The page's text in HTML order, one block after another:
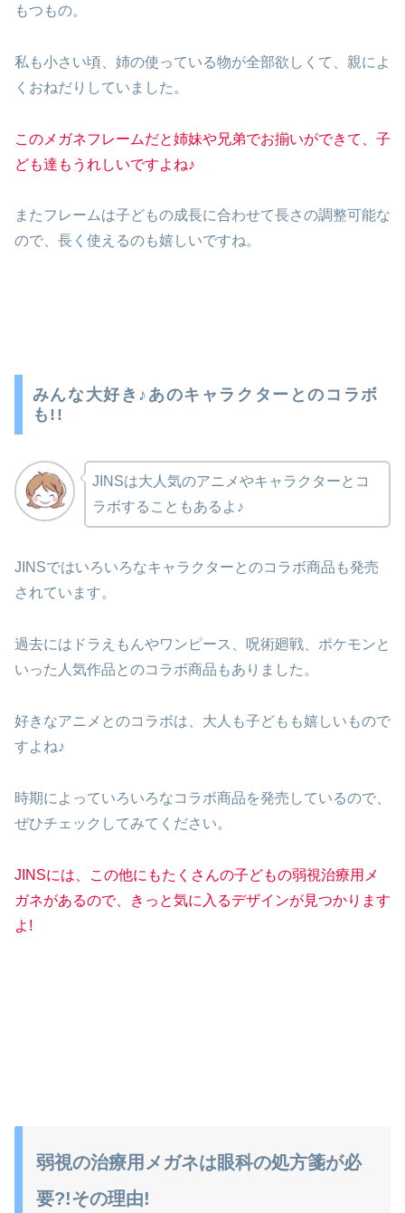
もつもの。
私も小さい頃、姉の使っている物が全部欲しくて、親によ
くおねだりしていました。
このメガネフレームだと姉妹や兄弟でお揃いができて、子
ども達もうれしいですよね♪
またフレームは子どもの成長に合わせて長さの調整可能な
ので、長く使えるのも嬉しいですね。
みんな大好き♪あのキャラクターとのコラボ
も!!
JINSは大人気のアニメやキャラクターとコ
ラボすることもあるよ♪
JINSではいろいろなキャラクターとのコラボ商品も発売
されています。
過去にはドラえもんやワンピース、呪術廻戦、ポケモンと
いった人気作品とのコラボ商品もありました。
好きなアニメとのコラボは、大人も子どもも嬉しいもので
すよね♪
時期によっていろいろなコラボ商品を発売しているので、
ぜひチェックしてみてください。
JINSには、この他にもたくさんの子どもの弱視治療用メ
ガネがあるので、きっと気に入るデザインが見つかります
よ!
弱視の治療用メガネは眼科の処方箋が必
要?!その理由!